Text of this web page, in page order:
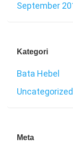
September
Kategori
Bata Hebel
Uncategorized
Meta